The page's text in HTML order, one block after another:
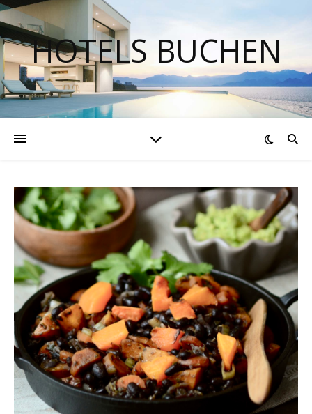
HOTELS BUCHEN